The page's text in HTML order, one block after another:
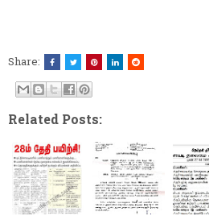
Share:
Related Posts: